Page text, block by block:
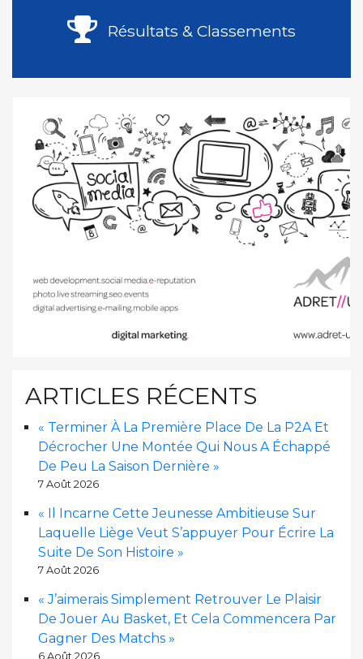
Résultats & Classements
ARTICLES RÉCENTS
« Terminer À La Première Place De La P2A Et
Décrocher Une Montée Qui Nous A Échappé
De Peu La Saison Dernière »
7 Août 2026
« Il Incarne Cette Jeunesse Ambitieuse Sur
Laquelle Liège Veut S’appuyer Pour Écrire La
Suite De Son Histoire »
7 Août 2026
« J’aimerais Simplement Retrouver Le Plaisir
De Jouer Au Basket, Et Cela Commencera Par
Gagner Des Matchs »
6 Août 2026